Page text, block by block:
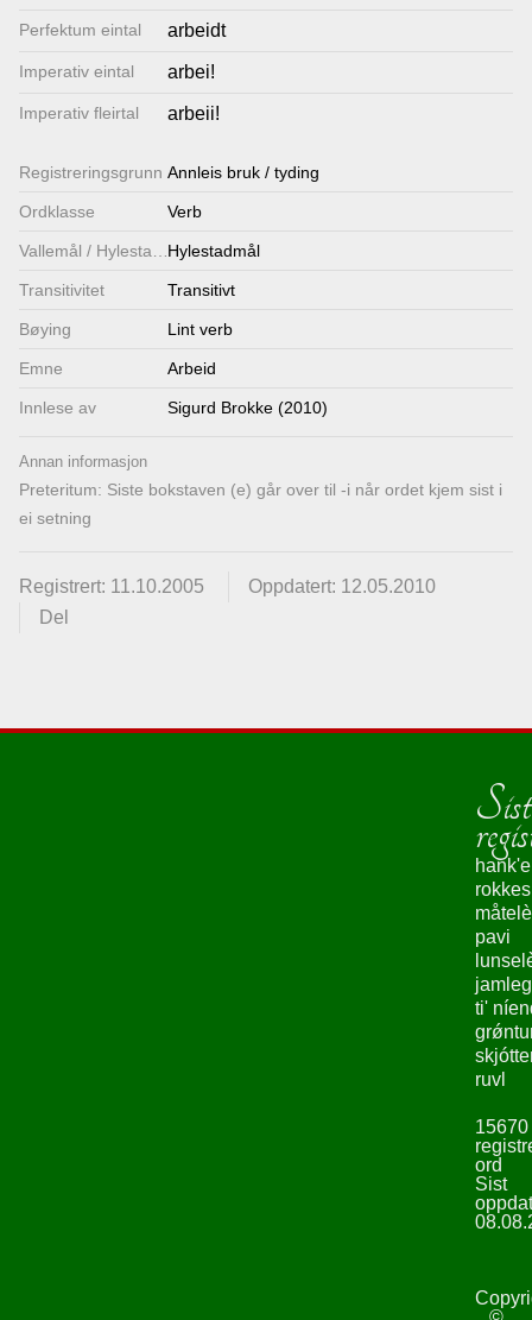
Perfektum eintal arbeidt
Imperativ eintal arbei!
Imperativ fleirtal arbeii!
Registrerings­grunn Annleis bruk / tyding
Ordklasse Verb
Hylestadmål
Transitivitet Transitivt
Bøying Lint verb
Emne Arbeid
Innlese av Sigurd Brokke (2010)
Annan informasjon
Preteritum: Siste bokstaven (e) går over til -i når ordet kjem sist i
ei setning
Registrert: 11.10.2005
Oppdatert: 12.05.2010
Del
hank'e
pavi
ti'
ruvl
15670
ord
Sist